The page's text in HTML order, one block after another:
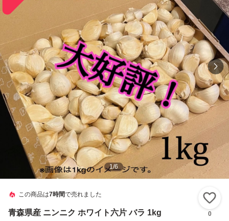
1/6
この商品は7時間で売れました
青森県産 ニンニク ホワイト六片 バラ 1kg 0